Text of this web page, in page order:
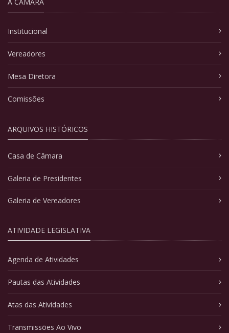
Institucional
Vereadores
Mesa Diretora
Comissões
ARQUIVOS HISTÓRICOS
Casa de Câmara
Galeria de Presidentes
Galeria de Vereadores
ATIVIDADE LEGISLATIVA
Agenda de Atividades
Pautas das Atividades
Atas das Atividades
Transmissões Ao Vivo